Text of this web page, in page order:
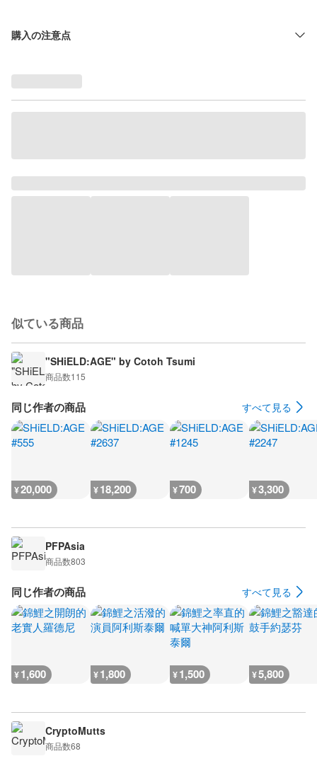
購入の注意点
似ている商品
"SHiELD:AGE" by Cotoh Tsumi
商品数115
同じ作者の商品 すべて見る
¥20,000 ¥18,200 ¥700 ¥3,300
PFPAsia
商品数803
同じ作者の商品 すべて見る
¥1,600 ¥1,800 ¥1,500 ¥5,800
CryptoMutts
商品数68